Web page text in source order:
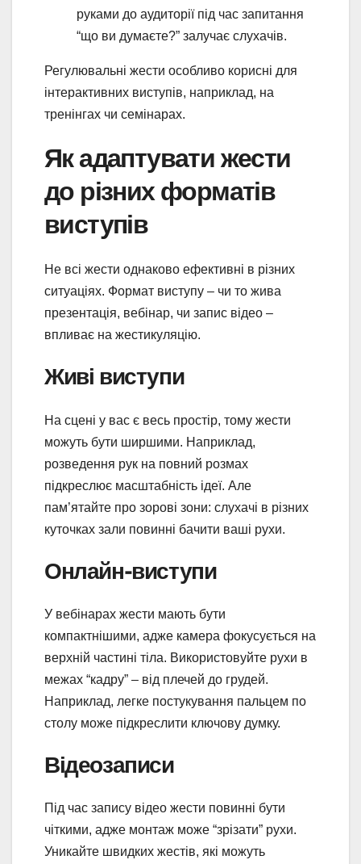
руками до аудиторії під час запитання
“що ви думаєте?” залучає слухачів.
Регулювальні жести особливо корисні для
інтерактивних виступів, наприклад, на
тренінгах чи семінарах.
Як адаптувати жести
до різних форматів
виступів
Не всі жести однаково ефективні в різних
ситуаціях. Формат виступу – чи то жива
презентація, вебінар, чи запис відео –
впливає на жестикуляцію.
Живі виступи
На сцені у вас є весь простір, тому жести
можуть бути ширшими. Наприклад,
розведення рук на повний розмах
підкреслює масштабність ідеї. Але
пам’ятайте про зорові зони: слухачі в різних
куточках зали повинні бачити ваші рухи.
Онлайн-виступи
У вебінарах жести мають бути
компактнішими, адже камера фокусується на
верхній частині тіла. Використовуйте рухи в
межах “кадру” – від плечей до грудей.
Наприклад, легке постукування пальцем по
столу може підкреслити ключову думку.
Відеозаписи
Під час запису відео жести повинні бути
чіткими, адже монтаж може “зрізати” рухи.
Уникайте швидких жестів, які можуть